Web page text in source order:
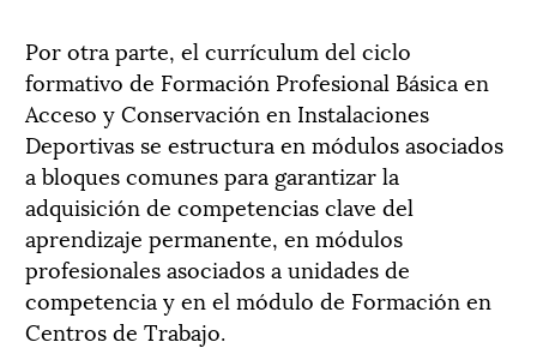
Por otra parte, el currículum del ciclo
formativo de Formación Profesional Básica en
Acceso y Conservación en Instalaciones
Deportivas se estructura en módulos asociados
a bloques comunes para garantizar la
adquisición de competencias clave del
aprendizaje permanente, en módulos
profesionales asociados a unidades de
competencia y en el módulo de Formación en
Centros de Trabajo.